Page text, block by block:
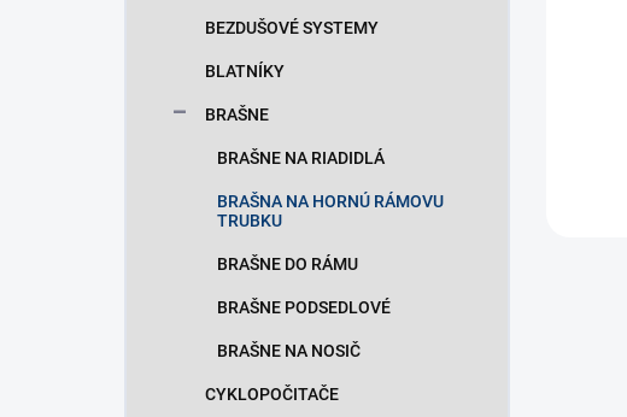
BEZDUŠOVÉ SYSTEMY
BLATNÍKY
BRAŠNE
BRAŠNE NA RIADIDLÁ
BRAŠNA NA HORNÚ RÁMOVU
TRUBKU
BRAŠNE DO RÁMU
BRAŠNE PODSEDLOVÉ
BRAŠNE NA NOSIČ
CYKLOPOČITAČE